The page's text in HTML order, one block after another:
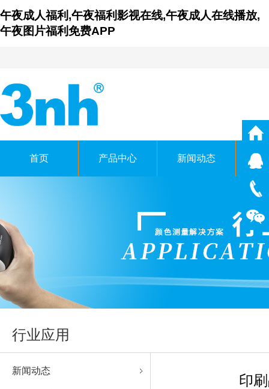
午夜成人福利,午夜福利影视在线,午夜成人在线播放,
午夜图片福利免费APP
广东午夜福利影视在线
GUANGDONG THREENH
首页 产品中心 新闻动态
行业应用
新闻动态
印刷